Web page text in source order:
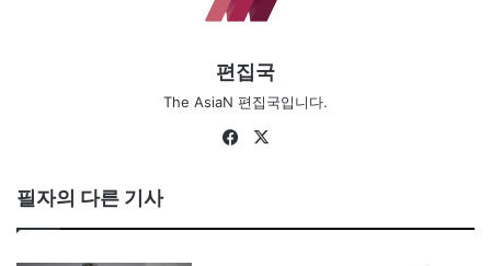
편집국
The AsiaN 편집국입니다.
Fa
필자의 다른 기사